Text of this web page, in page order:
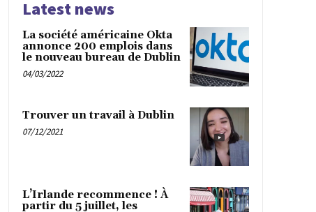
Latest news
La société américaine Okta
annonce 200 emplois dans
le nouveau bureau de Dublin
04/03/2022
Trouver un travail à Dublin
07/12/2021
L’Irlande recommence ! À
partir du 5 juillet, les